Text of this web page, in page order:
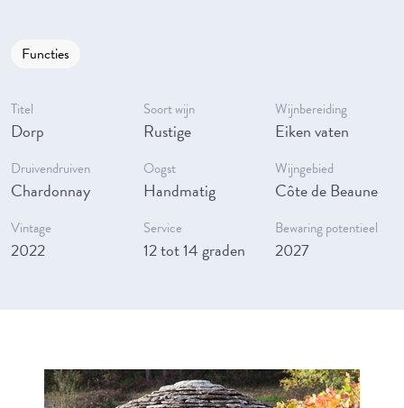
Functies
Titel
Dorp
Soort wijn
Rustige
Wijnbereiding
Eiken vaten
Druivendruiven
Chardonnay
Oogst
Handmatig
Wijngebied
Côte de Beaune
Vintage
2022
Service
12 tot 14 graden
Bewaring potentieel
2027